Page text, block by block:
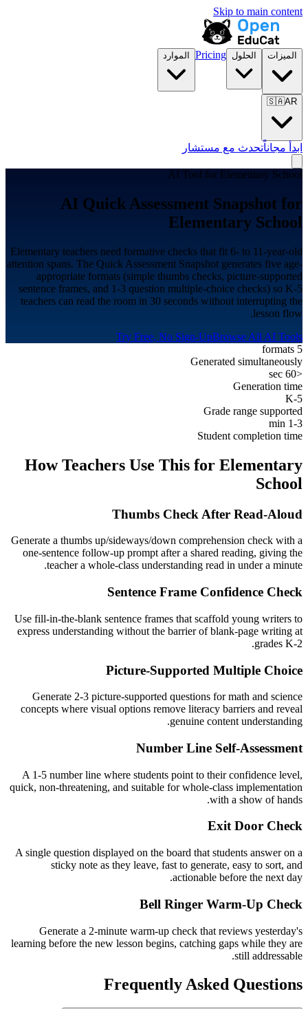
Skip to main content
الميزات الحلول Pricing الموارد
🇸🇦AR
ابدأ مجاناًتحدث مع مستشار
AI Tool for Elementary School
AI Quick Assessment Snapshot for
Elementary School
Elementary teachers need formative checks that fit 6- to 11-year-old
attention spans. The Quick Assessment Snapshot generates five age-
appropriate formats (simple thumbs checks, picture-supported
sentence frames, and 1-3 question multiple-choice checks) so K-5
teachers can read the room in 30 seconds without interrupting the
lesson flow.
Try Free, No Sign-UpBrowse All AI Tools
5 formats
Generated simultaneously
<60 sec
Generation time
K-5
Grade range supported
1-3 min
Student completion time
How Teachers Use This for Elementary
School
Thumbs Check After Read-Aloud
Generate a thumbs up/sideways/down comprehension check with a
one-sentence follow-up prompt after a shared reading, giving the
teacher a whole-class understanding read in under a minute.
Sentence Frame Confidence Check
Use fill-in-the-blank sentence frames that scaffold young writers to
express understanding without the barrier of blank-page writing at
grades K-2.
Picture-Supported Multiple Choice
Generate 2-3 picture-supported questions for math and science
concepts where visual options remove literacy barriers and reveal
genuine content understanding.
Number Line Self-Assessment
A 1-5 number line where students point to their confidence level,
quick, non-threatening, and suitable for whole-class implementation
with a show of hands.
Exit Door Check
A single question displayed on the board that students answer on a
sticky note as they leave, fast to generate, easy to sort, and
actionable before the next day.
Bell Ringer Warm-Up Check
Generate a 2-minute warm-up check that reviews yesterday's
learning before the new lesson begins, catching gaps while they are
still addressable.
Frequently Asked Questions